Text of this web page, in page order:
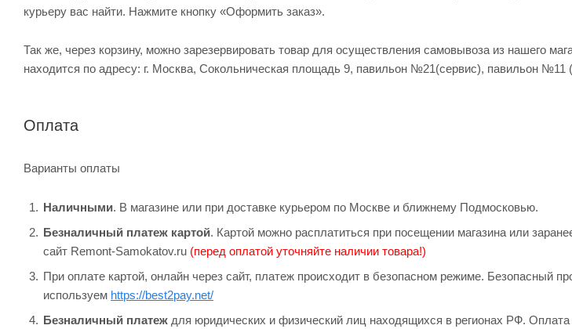
курьеру вас найти. Нажмите кнопку «Оформить заказ».
Так же, через корзину, можно зарезервировать товар для осуществления самовывоза из нашего
находится по адресу: г. Москва, Сокольническая площадь 9, павильон №21(сервис), павильон №11
Оплата
Варианты оплаты
Наличными. В магазине или при доставке курьером по Москве и ближнему Подмосковью.
Безналичный платеж картой. Картой можно расплатиться при посещении магазина или
сайт Remont-Samokatov.ru (перед оплатой уточняйте наличии товара!)
При оплате картой, онлайн через сайт, платеж происходит в безопасном режиме. Безопасный
используем https://best2pay.net/
Безналичный платеж для юридических и физический лиц находящихся в регионах РФ.